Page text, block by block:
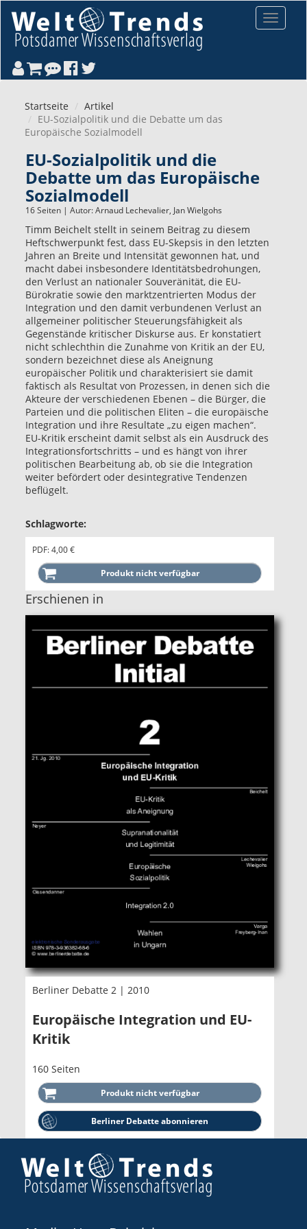
Toggle
Startseite
Artikel
EU-Sozialpolitik und die Debatte um das
Europäische Sozialmodell
EU-Sozialpolitik und die
Debatte um das Europäische
Sozialmodell
16 Seiten | Autor:Arnaud Lechevalier, Jan Wielgohs
Timm Beichelt stellt in seinem Beitrag zu diesem
Heftschwerpunkt fest, dass EU-Skepsis in den letzten
Jahren an Breite und Intensität gewonnen hat, und
macht dabei insbesondere Identitätsbedrohungen,
den Verlust an nationaler Souveränität, die EU-
Bürokratie sowie den marktzentrierten Modus der
Integration und den damit verbundenen Verlust an
allgemeiner politischer Steuerungsfähigkeit als
Gegenstände kritischer Diskurse aus. Er konstatiert
nicht schlechthin die Zunahme von Kritik an der EU,
sondern bezeichnet diese als Aneignung
europäischer Politik und charakterisiert sie damit
faktisch als Resultat von Prozessen, in denen sich die
Akteure der verschiedenen Ebenen – die Bürger, die
Parteien und die politischen Eliten – die europäische
Integration und ihre Resultate „zu eigen machen“.
EU-Kritik erscheint damit selbst als ein Ausdruck des
Integrationsfortschritts – und es hängt von ihrer
politischen Bearbeitung ab, ob sie die Integration
weiter befördert oder desintegrative Tendenzen
beflügelt.
Schlagworte:
PDF: 4,00 €
Erschienen in
Berliner Debatte 2 | 2010
Europäische Integration und EU-
Kritik
160 Seiten
Berliner Debatte abonnieren